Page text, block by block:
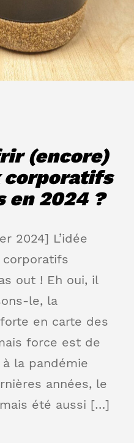
(encore)
corporatifs
2024 ?
2024] L’idée
corporatifs
out ! Eh oui, il
le, la
en carte des
force est de
la pandémie
années, le
été aussi […]